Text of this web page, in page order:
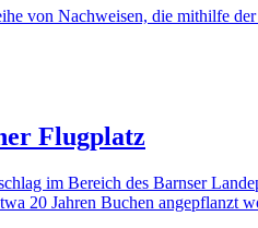
von Nachweisen, die mithilfe
Flugplatz
im Bereich des Barnser
20 Jahren Buchen angepflanzt